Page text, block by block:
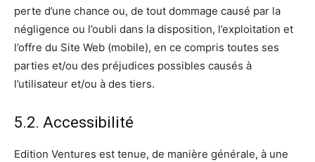
perte d’une chance ou, de tout dommage causé par la
négligence ou l’oubli dans la disposition, l’exploitation et
l’offre du Site Web (mobile), en ce compris toutes ses
parties et/ou des préjudices possibles causés à
l’utilisateur et/ou à des tiers.
5.2. Accessibilité
Edition Ventures est tenue, de manière générale, à une